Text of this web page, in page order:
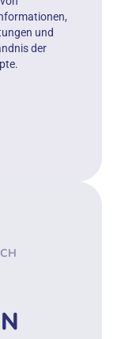
und
der